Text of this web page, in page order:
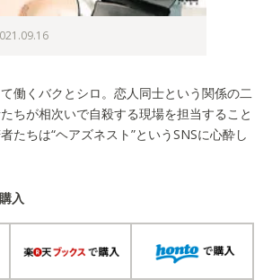
働くバクとシロ。恋人同士という関係の二
ちが相次いで自殺する現場を担当すること
たちは“ヘアズネスト”というSNSに心酔し
入